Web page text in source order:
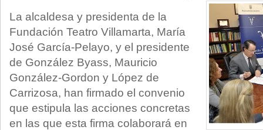
La alcaldesa y presidenta de la
Fundación Teatro Villamarta, María
José García-Pelayo, y el presidente
de González Byass, Mauricio
González-Gordon y López de
Carrizosa, han firmado el convenio
que estipula las acciones concretas
en las que esta firma colaborará en